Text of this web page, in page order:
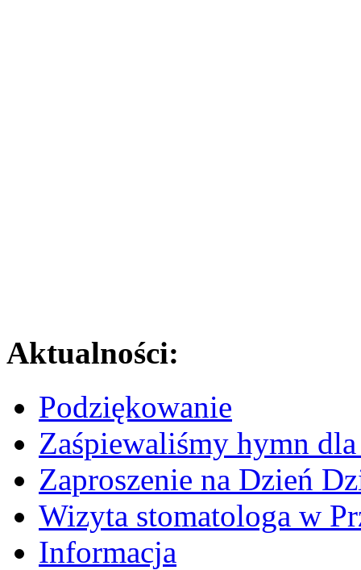
Aktualności:
Podziękowanie
Zaśpiewaliśmy hymn dla
Zaproszenie na Dzień
Wizyta stomatologa w
Informacja